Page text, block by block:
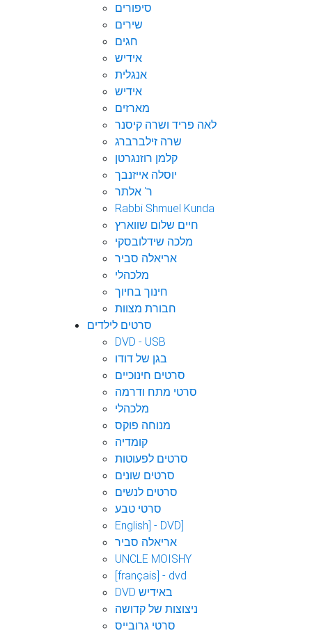
סיפורים
שירים
חגים
אידיש
אנגלית
אידיש
מארזים
לאה פריד ושרה קיסנר
שרה זילברברג
קלמן רוזנגרטן
יוסלה אייזנבך
ר' אלתר
Rabbi Shmuel Kunda
חיים שלום שווארץ
מלכה שידלובסקי
אריאלה סביר
מלכהלי
חינוך בחיוך
חבורת מצוות
סרטים לילדים
DVD - USB
בגן של דודו
סרטים חינוכיים
סרטי מתח ודרמה
מלכהלי
מנוחה פוקס
קומדיה
סרטים לפעוטות
סרטים שונים
סרטים לנשים
סרטי טבע
English] - DVD]
אריאלה סביר
UNCLE MOISHY
[français] - dvd
DVD באידיש
ניצוצות של קדושה
סרטי גרובייס